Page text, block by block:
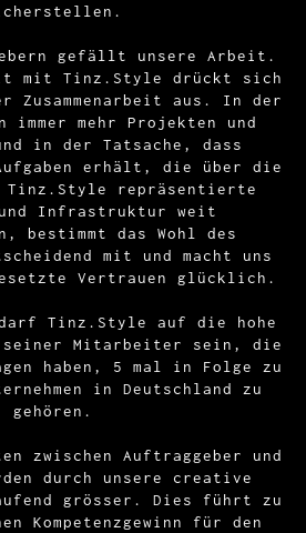
gefällt unsere Arbeit.
mit Tinz.Style drückt sich
aus. In der
immer mehr Projekten und
in der Tatsache, dass
erhält, die über die
repräsentierte
und Infrastruktur weit
bestimmt das Wohl des
mit und macht uns
Vertrauen glücklich.
Tinz.Style auf die hohe
Mitarbeiter sein, die
haben, 5 mal in Folge zu
in Deutschland zu
gehören.
zwischen Auftraggeber und
durch unsere creative
grösser. Dies führt zu
Kompetenzgewinn für den